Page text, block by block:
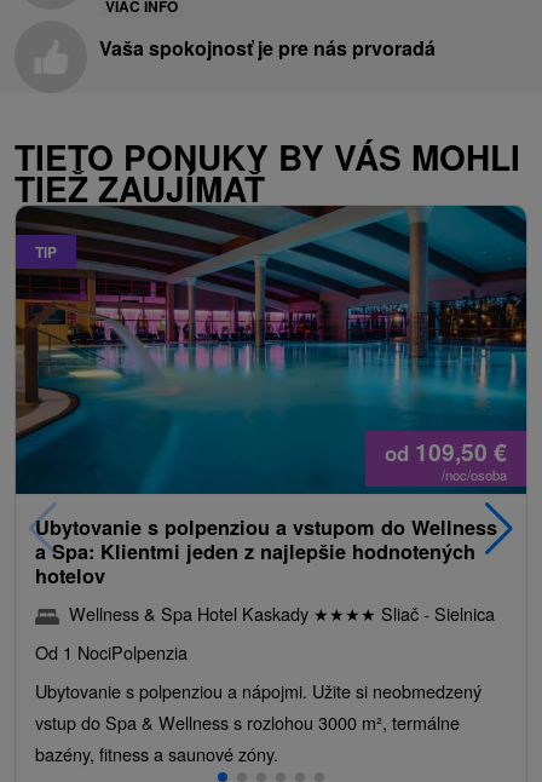
VIAC INFO
Vaša spokojnosť je pre nás prvoradá
TIETO PONUKY BY VÁS MOHLI
TIEŽ ZAUJÍMAŤ
TIP
od 109,50 €
/noc/osoba
Ubytovanie s polpenziou a vstupom do Wellness
a Spa: Klientmi jeden z najlepšie hodnotených
hotelov
Wellness & Spa Hotel Kaskady ★★★★ Sliač - Sielnica
Od 1 NociPolpenzia
Ubytovanie s polpenziou a nápojmi. Užite si neobmedzený
vstup do Spa & Wellness s rozlohou 3000 m², termálne
bazény, fitness a saunové zóny.